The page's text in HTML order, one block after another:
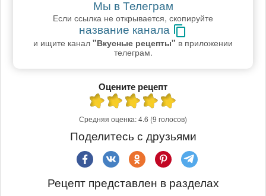
Мы в Телеграм
Если ссылка не открывается, скопируйте
название канала
и ищите канал "Вкусные рецепты" в приложении
телеграм.
Оцените рецепт
Средняя оценка:4.6 (9 голосов)
Поделитесь с друзьями
Рецепт представлен в разделах